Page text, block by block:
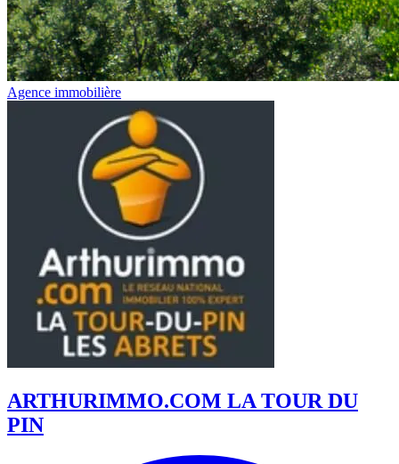
Agence immobilière
ARTHURIMMO.COM LA TOUR DU
PIN